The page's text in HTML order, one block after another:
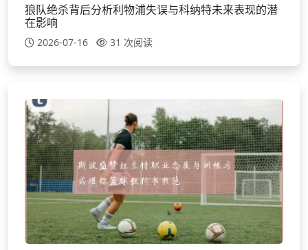
狼队绝杀背后分析利物浦失误与科纳特未来表现的潜
在影响
2026-07-16 31 次阅读